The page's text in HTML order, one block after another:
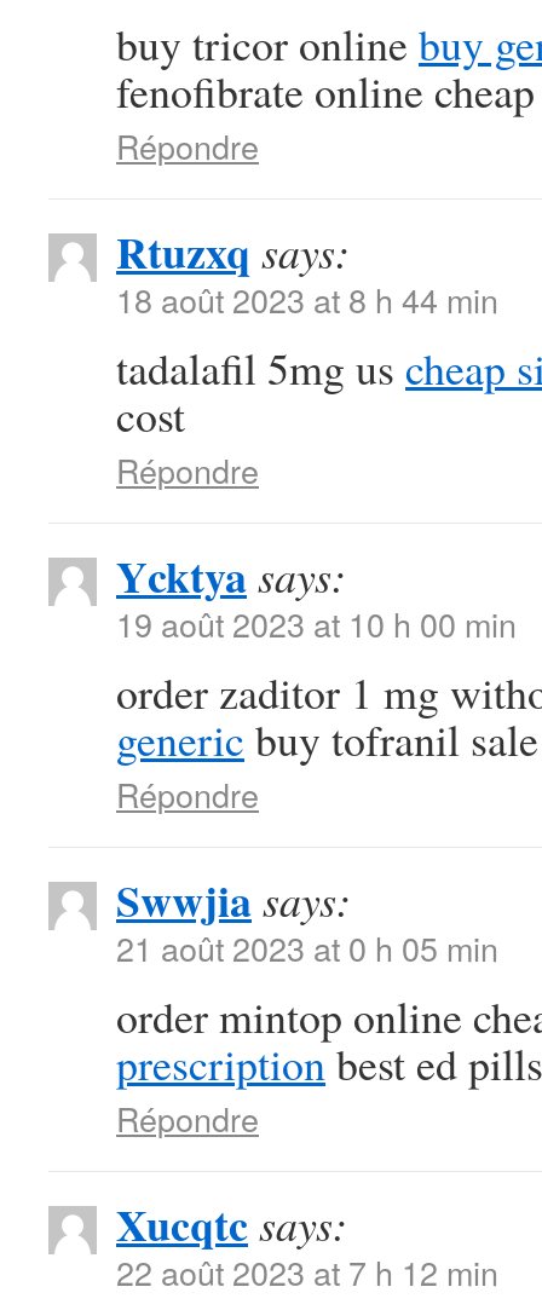
buy tricor online buy
fenofibrate online cheap
Répondre
Rtuzxq says:
18 août 2023 at 8 h 44 min
tadalafil 5mg us cheap
cost
Répondre
Ycktyasays:
19 août 2023 at 10 h 00 min
order zaditor 1 mg
generic buy tofranil sale
Répondre
Swwjiasays:
21 août 2023 at 0 h 05 min
order mintop online
prescriptionbest ed pills
Répondre
Xucqtcsays:
22 août 2023 at 7 h 12 min